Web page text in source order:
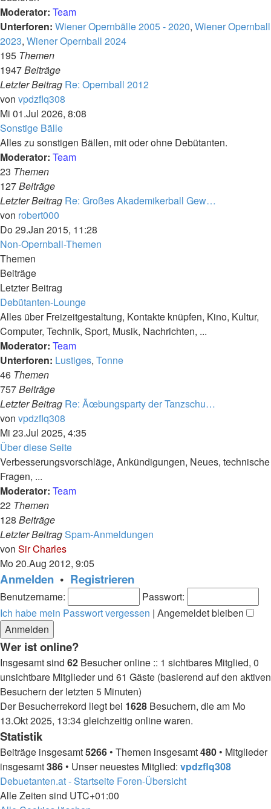
Moderator: Team
Unterforen: Wiener Opernbälle 2005 - 2020, Wiener Opernball
2023, Wiener Opernball 2024
195 Themen
1947Beiträge
Letzter Beitrag Re: Opernball 2012
von vpdzflq308
Beitrag
Mi 01.Jul 2026, 8:08
Sonstige Bälle
Alles zu sonstigen Bällen, mit oder ohne Debütanten.
Moderator: Team
23 Themen
127Beiträge
Letzter Beitrag Re: Großes Akademikerball Gew…
von robert000
Beitrag
Do 29.Jan 2015, 11:28
Non-Opernball-Themen
Themen
Beiträge
Letzter Beitrag
Debütanten-Lounge
Alles über Freizeitgestaltung, Kontakte knüpfen, Kino, Kultur,
Computer, Technik, Sport, Musik, Nachrichten, ...
Moderator: Team
Unterforen: Lustiges, Tonne
46 Themen
757Beiträge
Letzter Beitrag Re: Ãœbungsparty der Tanzschu…
von vpdzflq308
Beitrag
Mi 23.Jul 2025, 4:35
Über diese Seite
Verbesserungsvorschläge, Ankündigungen, Neues, technische
Fragen, ...
Moderator: Team
22 Themen
128 Beiträge
Letzter BeitragSpam-Anmeldungen
von Sir CharlesNeuester
Beitrag
Mo 20.Aug 2012, 9:05
Anmelden • Registrieren
Benutzername:
Passwort:
Ich habe mein Passwort vergessen | Angemeldet bleiben
Wer ist online?
Insgesamt sind 62 Besucher online :: 1 sichtbares Mitglied, 0
unsichtbare Mitglieder und 61 Gäste (basierend auf den aktiven
Besuchern der letzten 5 Minuten)
Der Besucherrekord liegt bei 1628 Besuchern, die am Mo
13.Okt 2025, 13:34 gleichzeitig online waren.
Statistik
Beiträge insgesamt5266 • Themen insgesamt480 • Mitglieder
insgesamt386 • Unser neuestes Mitglied: vpdzflq308
Debuetanten.at - Startseite Foren-Übersicht
Alle Zeiten sind UTC+01:00